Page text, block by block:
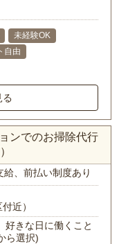
未経験OK
自由
る
ンでのお掃除代行
給、前払い制度あり
近）
好きな日に働くこと
ら選択)